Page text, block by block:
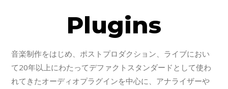
Plugins
音楽制作をはじめ、ポストプロダクション、ライブにおい
て20年以上にわたってデファクトスタンダードとして使わ
れてきたオーディオプラグインを中心に、アナライザーや